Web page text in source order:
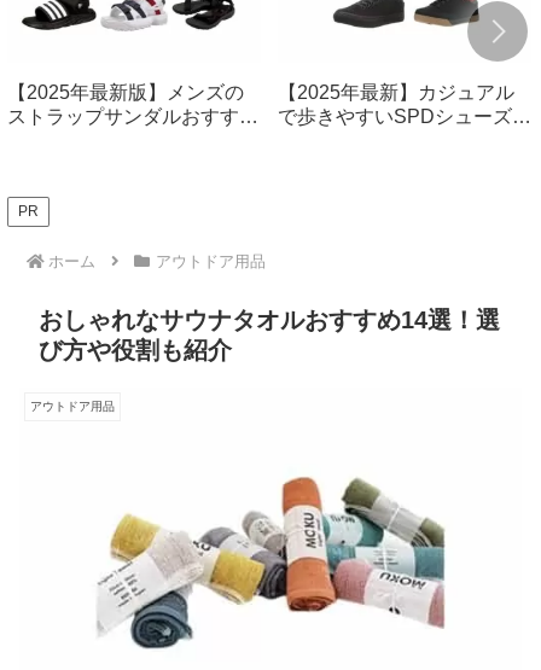
【2025年最新版】メンズの
ストラップサンダルおすすめ
【2025年最新】カジュアル
で歩きやすいSPDシューズ厳
PR
ホーム アウトドア用品
おしゃれなサウナタオルおすすめ14選！選
び方や役割も紹介
アウトドア用品